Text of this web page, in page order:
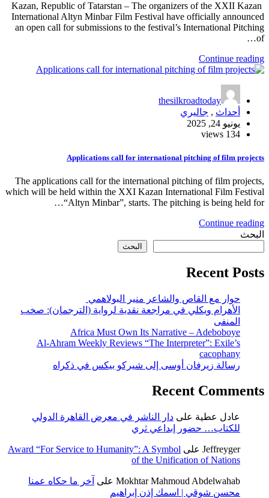
Kazan, Republic of Tatarstan – The organizers of the XXII Kazan
International Altyn Minbar Film Festival have officially announced
an open call for submissions to the festival’s International Pitching
of…
Continue reading
thesilkroadtoday
أحداث , جاليري
يونيو 24, 2025
134 views
Applications call for international pitching of film projects
The applications call for the international pitching of film projects,
which will be held within the XXI Kazan International Film Festival
“Altyn Minbar”, starts. The pitching is being held for…
Continue reading
البحث
البحث
Recent Posts
حوار مع القاص والشاعر منير البولاهمي
الأهرام ويكلي في مراجعة نقدية لرواية (الترجمان): صخب
المنفى
Africa Must Own Its Narrative – Adeboboye
Al-Ahram Weekly Reviews “The Interpreter”: Exile’s
cacophany
رسالة زيرفان أوسى إلى شيركو بيكس في ذكراه
Recent Comments
عادل عطية على دار الناشر في معرض القاهرة الدولي
للكتاب… حضور إبداعي ثري
Jeffreyger على Award “For Service to Humanity”: A Symbol
of the Unification of Nations
Mokhtar Mahmoud Abdelwahab على آخر ما حكاه عمنا
محسن شوقي | اسمك إذن إبراهيم